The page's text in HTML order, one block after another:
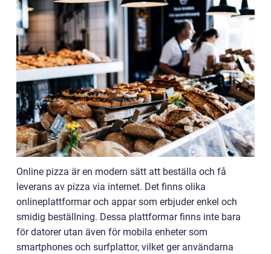
Online pizza är en modern sätt att beställa och få
leverans av pizza via internet. Det finns olika
onlineplattformar och appar som erbjuder enkel och
smidig beställning. Dessa plattformar finns inte bara
för datorer utan även för mobila enheter som
smartphones och surfplattor, vilket ger användarna